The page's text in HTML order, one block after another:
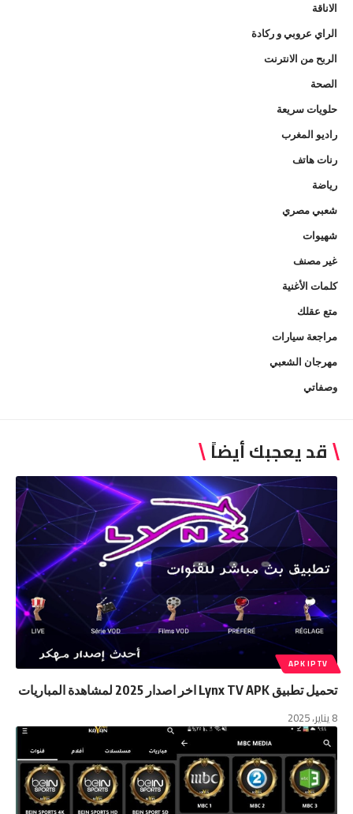
الاناقة
الراي عروبي و ركادة
الربح من الانترنت
الصحة
حلويات سريعة
راديو المغرب
رنات هاتف
رياضة
شعبي مصري
شهيوات
غير مصنف
كلمات الأغنية
متع عقلك
مراجعة سيارات
مهرجان الشعبي
وصفاتي
قد يعجبك أيضاً
APK IPTV
تحميل تطبيق Lynx TV APK اخر اصدار 2025 لمشاهدة المباريات
8 يناير، 2025